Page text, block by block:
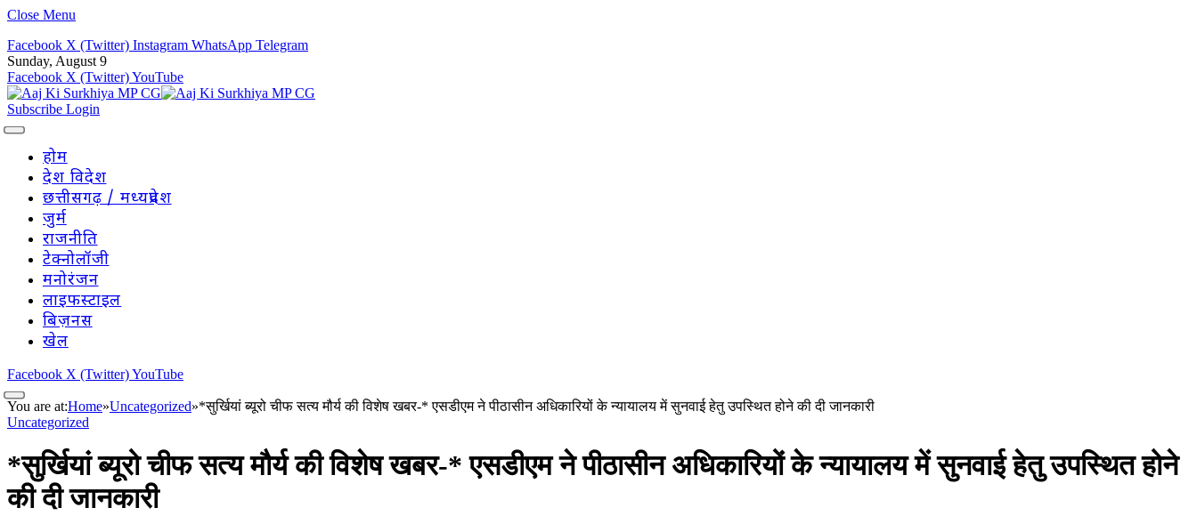
Close Menu
Facebook X (Twitter) Instagram WhatsApp Telegram
Sunday, August 9
Facebook X (Twitter)YouTube
Subscribe Login
होम
देश विदेश
छत्तीसगढ़ / मध्यप्रदेश
जुर्म
राजनीति
टेक्नोलॉजी
मनोरंजन
लाइफस्टाइल
बिज़नस
खेल
Facebook X (Twitter)YouTube
You are at:Home»Uncategorized»*सुर्खियां ब्यूरो चीफ सत्य मौर्य की विशेष खबर-* एसडीएम ने पीठासीन अधिकारियों के न्यायालय में सुनवाई हेतु उपस्थित होने की दी जानकारी
Uncategorized
*सुर्खियां ब्यूरो चीफ सत्य मौर्य की विशेष खबर-* एसडीएम ने पीठासीन अधिकारियों के न्यायालय में सुनवाई हेतु उपस्थित होने
की दी जानकारी